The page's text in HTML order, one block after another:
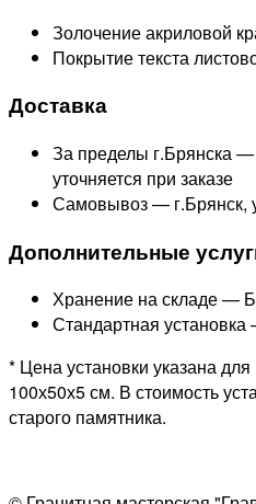
Золочение акриловой
Покрытие текста
Доставка
За пределы г.Брянска —
уточняется при заказе
Самовывоз — г.Брянск,
Дополнительные
Хранение на складе —
Стандартная
* Цена установки указана
100х50х5 см. В стоимость
старого памятника.